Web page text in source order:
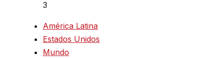
3
América Latina
Estados Unidos
Mundo